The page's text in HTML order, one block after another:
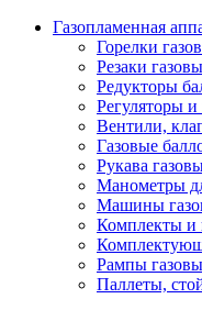
Газопламенная
Горелки
Резаки
Редукторы
Регуляторы и
Вентили,
Газовые
Рукава
Манометры
Машины
Комплекты и
Рампы
Паллеты,